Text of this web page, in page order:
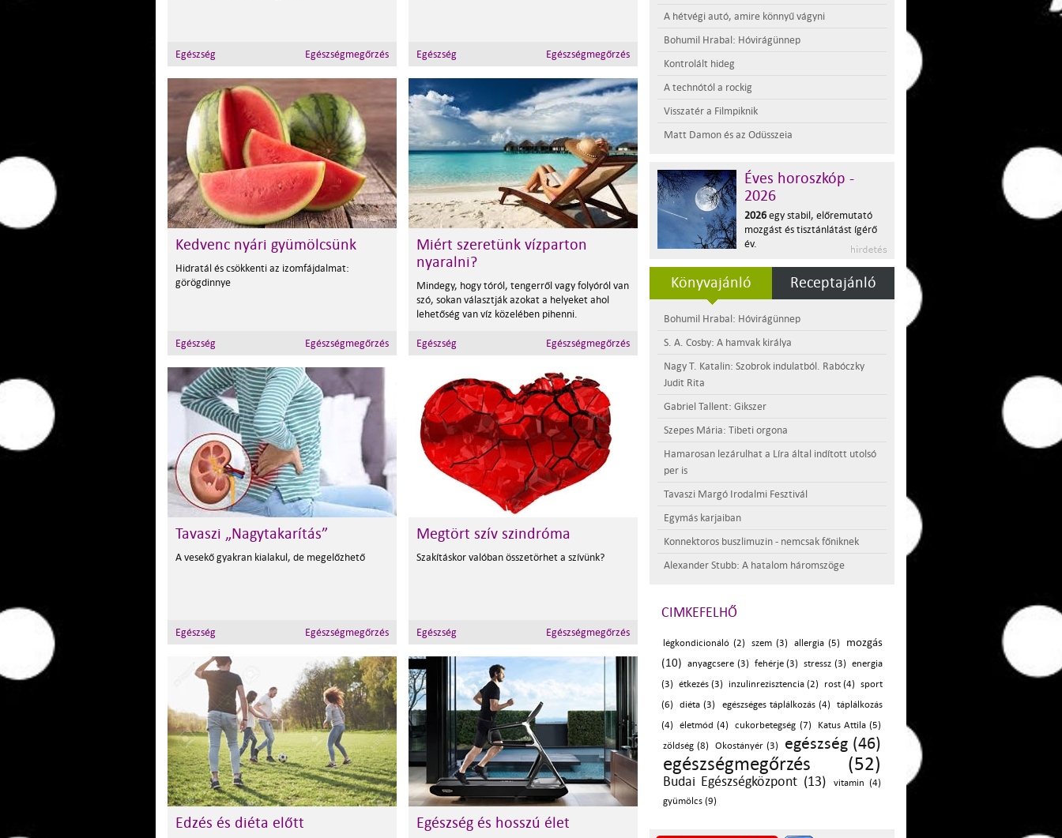
Egészség Egészségmegőrzés Egészség Egészségmegőrzés
Kedvenc nyári gyümölcsünk
Hidratál és csökkenti az izomfájdalmat:
görögdinnye
Egészség Egészségmegőrzés
Miért szeretünk vízparton
nyaralni?
Mindegy, hogy tóról, tengerről vagy folyóról van
szó, sokan választják azokat a helyeket ahol
lehetőség van víz közelében pihenni.
Egészség Egészségmegőrzés
Tavaszi „Nagytakarítás”
A vesekő gyakran kialakul, de megelőzhető
Egészség Egészségmegőrzés
Megtört szív szindróma
Szakításkor valóban összetörhet a szívünk?
Egészség Egészségmegőrzés
Edzés és diéta előtt Egészség és hosszú élet
A hétvégi autó, amire könnyű vágyni
Bohumil Hrabal: Hóvirágünnep
Kontrolált hideg
A technótól a rockig
Visszatér a Filmpiknik
Matt Damon és az Odüsszeia
Éves horoszkóp -
2026
2026 egy stabil, előremutató
mozgást és tisztánlátást ígérő
év.
Könyvajánló Receptajánló
Bohumil Hrabal: Hóvirágünnep
S. A. Cosby: A hamvak királya
Nagy T. Katalin: Szobrok indulatból. Rabóczky
Judit Rita
Gabriel Tallent: Gikszer
Szepes Mária: Tibeti orgona
Hamarosan lezárulhat a Líra által indított utolsó
per is
Tavaszi Margó Irodalmi Fesztivál
Egymás karjaiban
Konnektoros buszlimuzin - nemcsak főniknek
Alexander Stubb: A hatalom háromszöge
CIMKEFELHŐ
légkondicionáló (2) szem (3) allergia (5)
mozgás
(10)
anyagcsere (3) fehérje (3) stressz (3)
energia
(3)
étkezés (3) inzulinrezisztencia (2) rost (4)
sport
(6)
diéta (3) egészséges táplálkozás (4)
táplálkozás
(4)
életmód (4) cukorbetegség (7)
Katus Attila (5)
zöldség (8)
Okostányér (3) egészség (46)
egészségmegőrzés (52)
Budai Egészségközpont (13)
vitamin (4)
gyümölcs (9)